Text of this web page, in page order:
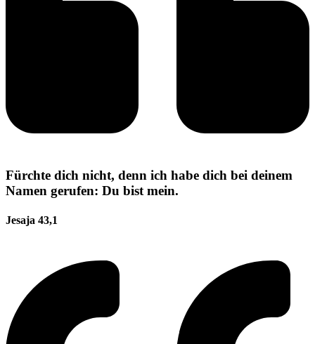
Fürchte dich nicht, denn ich habe dich bei deinem
Namen gerufen: Du bist mein.
Jesaja 43,1